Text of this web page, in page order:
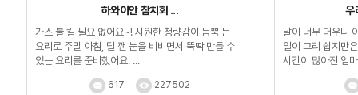
하와이안 참치회 ...
가스 불 킬 필요 없어요~! 시원한 청량감이 듬뿍 든
요리로 주말 아침, 덜 깬 눈을 비비면서 뚝딱 만들 수
있는 요리를 준비했어요. ...
617 227502
우
날이 너무 더우니
일이 그리 쉽지만
시간이 많아진 엄